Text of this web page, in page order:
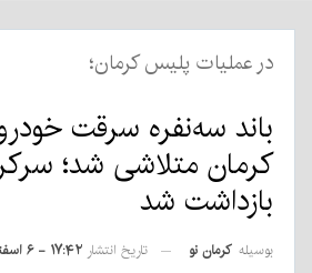
در عملیات پلیس کرمان؛
باند سه‌نفره سرقت
کرمان متلاشی شد؛
بازداشت شد
بوسیله کرمان نو تاریخ انتشار ۱۷:۴۲ - ۶ اسفند ۱۴۰۴